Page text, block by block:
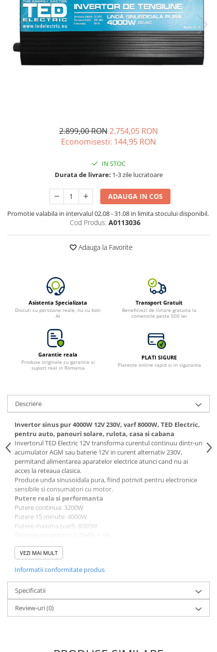
Acumulatori de stocare
Componente sisteme de balcon
2.899,00 RON2.754,05 RON
Economisesti: 144,95 RON
IN STOC
Durata de livrare: 1-3 zile lucratoare
ADAUGA IN COS
Promotie valabila in intervalul 02.08 - 31.08 in limita stocului disponibil.
Cod Produs: A0113036
Adauga la Favorite
Asistenta Specializata
Discuti cu persoane reale, nu cu boti
AI
Transport Gratuit
Beneficiezi de livrare gratuita la
comenzile peste 500 lei
Garantie reala
Produse originale cu garantie si
suport real in Romania
PLATI SIGURE
Plateste online rapid si in siguranta
Descriere
Invertor sinus pur 4000W 12V 230V, varf 8000W, TED Electric,
pentru auto, panouri solare, rulota, casa si cabana
Invertorul TED Electric 12V transforma curentul continuu dintr-un
acumulator AGM sau baterie 12V in curent alternativ 230V,
permitand alimentarea aparatelor electrice atunci cand nu ai
acces la reteaua clasica.
Produce unda sinusoidala pura, fiind potrivit pentru electronice
sensibile si consumatori cu motor.
Putere reala si performanta
Putere continua: 3200W
Putere 15 minute: 4000W
Putere maxima (varf): 8000W
Eficienta: pana la 94.8% la 70% sarcina
Este un invertor puternic, capabil sa alimenteze simultan mai
Ce poti alimenta concret
✔ Frigider + congelator
✔ Masina de spalat
✔ Cuptor cu microunde
✔ Scule electrice profesionale
✔ Pompe de apa
VEZI MAI MULT
Informatii conformitate produs
Specificatii
Review-uri(0)